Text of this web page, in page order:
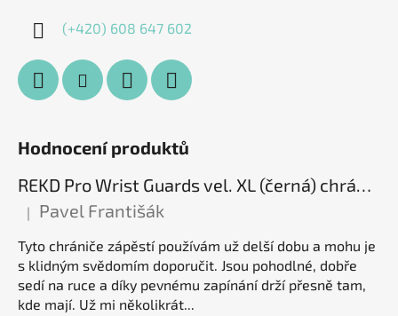
(+420) 608 647 602
Hodnocení produktů
REKD Pro Wrist Guards vel. XL (černá) chrániče zápěstí
Hodnocení produktu je 5 z 5 hvězdiček.
| Pavel Františák
Tyto chrániče zápěstí používám už delší dobu a mohu je
s klidným svědomím doporučit. Jsou pohodlné, dobře
sedí na ruce a díky pevnému zapínání drží přesně tam,
kde mají. Už mi několikrát...